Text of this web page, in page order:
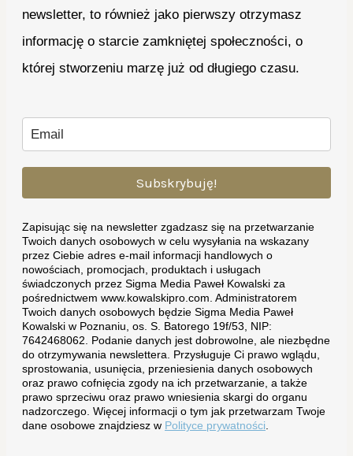
newsletter, to również jako pierwszy otrzymasz
informację o starcie zamkniętej społeczności, o
której stworzeniu marzę już od długiego czasu.
Subskrybuję!
Zapisując się na newsletter zgadzasz się na przetwarzanie
Twoich danych osobowych w celu wysyłania na wskazany
przez Ciebie adres e-mail informacji handlowych o
nowościach, promocjach, produktach i usługach
świadczonych przez Sigma Media Paweł Kowalski za
pośrednictwem www.kowalskipro.com. Administratorem
Twoich danych osobowych będzie Sigma Media Paweł
Kowalski w Poznaniu, os. S. Batorego 19f/53, NIP:
7642468062. Podanie danych jest dobrowolne, ale niezbędne
do otrzymywania newslettera. Przysługuje Ci prawo wglądu,
sprostowania, usunięcia, przeniesienia danych osobowych
oraz prawo cofnięcia zgody na ich przetwarzanie, a także
prawo sprzeciwu oraz prawo wniesienia skargi do organu
nadzorczego. Więcej informacji o tym jak przetwarzam Twoje
dane osobowe znajdziesz w Polityce prywatności